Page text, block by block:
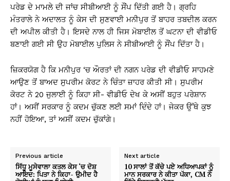
ਪਰੇਡ ਦੇ ਮਾਮਲੇ ਦੀ ਜਾਂਚ ਸੀਬੀਆਈ ਨੂੰ ਸੌਂਪ ਦਿੱਤੀ ਗਈ ਹੈ। ਗ੍ਰਹਿ
ਮੰਤਰਾਲੇ ਨੇ ਅਦਾਲਤ ਨੂੰ ਕੇਸ ਦੀ ਸੁਣਵਾਈ ਮਨੀਪੁਰ ਤੋਂ ਬਾਹਰ ਤਬਦੀਲ ਕਰਨ
ਦੀ ਅਪੀਲ ਕੀਤੀ ਹੈ। ਇਸਦੇ ਨਾਲ ਹੀ ਜਿਸ ਮੋਬਾਈਲ ਤੋਂ ਘਟਨਾ ਦੀ ਵੀਡੀਓ
ਬਣਾਈ ਗਈ ਸੀ ਉਹ ਮੋਬਾਈਲ ਪੁਲਿਸ ਨੇ ਸੀਬੀਆਈ ਨੂੰ ਸੌਂਪ ਦਿੱਤਾ ਹੈ।
ਜ਼ਿਕਰਯੋਗ ਹੈ ਕਿ ਮਨੀਪੁਰ ‘ਚ ਔਰਤਾਂ ਦੀ ਨਗਨ ਪਰੇਡ ਦੀ ਵੀਡੀਓ ਸਾਹਮਣੇ
ਆਉਣ ਤੋਂ ਬਾਅਦ ਸੁਪਰੀਮ ਕੋਰਟ ਨੇ ਚਿੰਤਾ ਜ਼ਾਹਰ ਕੀਤੀ ਸੀ। ਸੁਪਰੀਮ
ਕੋਰਟ ਨੇ 20 ਜੁਲਾਈ ਨੂੰ ਕਿਹਾ ਸੀ- ਵੀਡੀਓ ਦੇਖ ਕੇ ਅਸੀਂ ਬਹੁਤ ਪਰੇਸ਼ਾਨ
ਹਾਂ। ਅਸੀਂ ਸਰਕਾਰ ਨੂੰ ਕਦਮ ਚੁੱਕਣ ਲਈ ਸਮਾਂ ਦਿੰਦੇ ਹਾਂ। ਜੇਕਰ ਉੱਥੇ ਕੁਝ
ਨਹੀਂ ਹੋਇਆ, ਤਾਂ ਅਸੀਂ ਕਦਮ ਚੁੱਕਾਂਗੇ।
Previous article
ਸਿੱਧੂ ਮੂਸੇਵਾਲਾ ਕਤਲ ਕੇਸ ‘ਚ ਦੋਸ਼
ਆਇਦ: ਪਿਤਾ ਨੇ ਕਿਹਾ- ਉਮੀਦ ਹੈ
Next article
10 ਸਾਲਾਂ ਤੋਂ ਕੱਚੇ ਪਏ ਅਧਿਆਪਕਾਂ ਨੂੰ
ਮਾਨ ਸਰਕਾਰ ਨੇ ਕੀਤਾ ਪੱਕਾ, CM ਨੇ